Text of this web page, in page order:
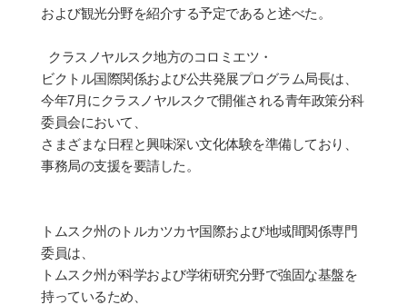
および観光分野を紹介する予定であると述べた。
クラスノヤルスク地方のコロミエツ ・
ビクトル国際関係および公共発展プログラム局長は、
今年7月にクラスノヤルスクで開催される青年政策分科
委員会において
さまざまな日程と興味深い文化体験を準備しており、
事務局の支援を要請した。
トムスク州のトルカツカヤ国際および地域間関係専門
委員は、
トムスク州が科学および学術研究分野で強固な基盤を
持っているため、